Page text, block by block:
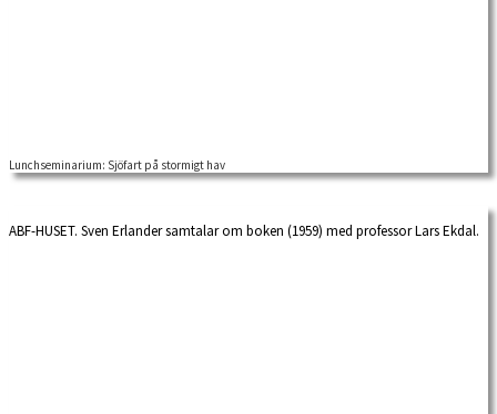
Lunchseminarium: Sjöfart på stormigt hav
ABF-HUSET. Sven Erlander samtalar om boken (1959) med professor Lars Ekdal.